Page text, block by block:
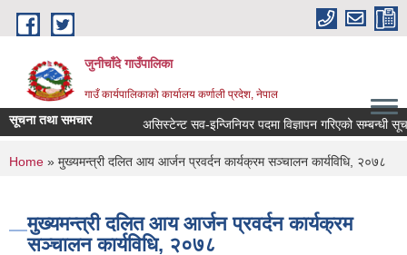
Skip to main content
जुनीचाँदे गाउँपालिका
गाउँ कार्यपालिकाको कार्यालय कर्णाली प्रदेश, नेपाल
सूचना तथा समचार असिस्टेन्ट सव-इन्जिनियर पदमा विज्ञापन गरिएको सम्बन्धी सूचना
You are here
Home » मुख्यमन्त्री दलित आय आर्जन प्रवर्दन कार्यक्रम सञ्चालन कार्यविधि, २०७८
मुख्यमन्त्री दलित आय आर्जन प्रवर्दन कार्यक्रम
सञ्चालन कार्यविधि, २०७८